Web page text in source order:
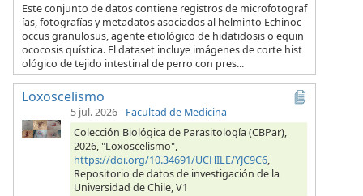
Este conjunto de datos contiene registros de microfotograf
ías, fotografías y metadatos asociados al helminto Echinoc
occus granulosus, agente etiológico de hidatidosis o equin
ococosis quística. El dataset incluye imágenes de corte hist
ológico de tejido intestinal de perro con pres...
Loxoscelismo
5 jul. 2026- Facultad de Medicina
Colección Biológica de Parasitología (CBPar),
2026, "Loxoscelismo",
https://doi.org/10.34691/UCHILE/YJC9C6,
Repositorio de datos de investigación de la
Universidad de Chile, V1